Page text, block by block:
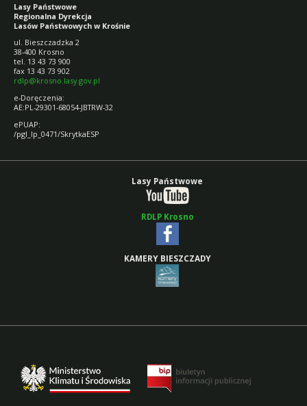
Lasy Państwowe
Regionalna Dyrekcja
Lasów Państwowych w Krośnie
ul. Bieszczadzka 2
38-400 Krosno
tel. 13 43 73 900
fax 13 43 73 902
rdlp@krosno.lasy.gov.pl
e-Doręczenia:
AE:PL-29301-68054-JBTRW-32
ePUAP:
/pgl_lp_0471/SkrytkaESP
Lasy Państwowe
RDLP Krosno
KAMERY BIESZCZADY